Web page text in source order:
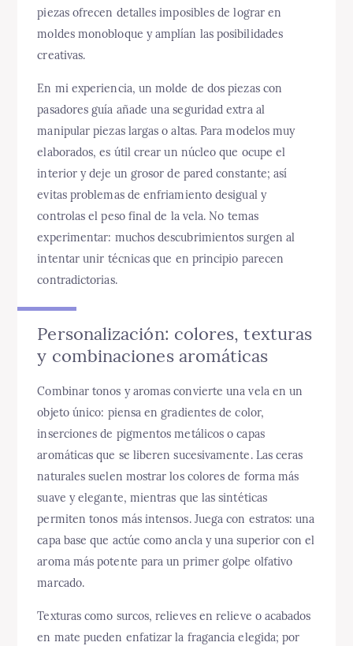
piezas ofrecen detalles imposibles de lograr en
moldes monobloque y amplían las posibilidades
creativas.
En mi experiencia, un molde de dos piezas con
pasadores guía añade una seguridad extra al
manipular piezas largas o altas. Para modelos muy
elaborados, es útil crear un núcleo que ocupe el
interior y deje un grosor de pared constante; así
evitas problemas de enfriamiento desigual y
controlas el peso final de la vela. No temas
experimentar: muchos descubrimientos surgen al
intentar unir técnicas que en principio parecen
contradictorias.
Personalización: colores, texturas
y combinaciones aromáticas
Combinar tonos y aromas convierte una vela en un
objeto único: piensa en gradientes de color,
inserciones de pigmentos metálicos o capas
aromáticas que se liberen sucesivamente. Las ceras
naturales suelen mostrar los colores de forma más
suave y elegante, mientras que las sintéticas
permiten tonos más intensos. Juega con estratos: una
capa base que actúe como ancla y una superior con el
aroma más potente para un primer golpe olfativo
marcado.
Texturas como surcos, relieves en relieve o acabados
en mate pueden enfatizar la fragancia elegida; por